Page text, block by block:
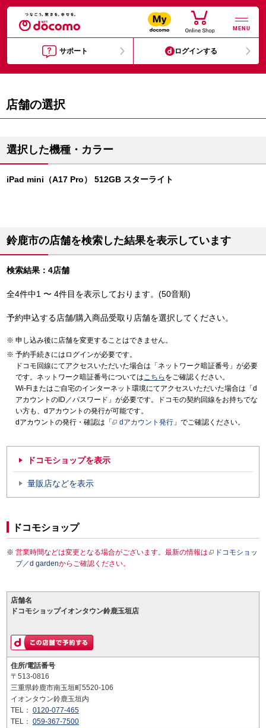
MENU
サポート ログインする
店舗の選択
選択した機種・カラー
iPad mini（A17 Pro） 512GB スターライト
鈴鹿市の店舗を検索した結果を表示しています
検索結果：4店舗
全4件中1 〜 4件目を表示しております。(50音順)
予約申込する店舗/購入商品受取り店舗を選択してください。
申し込み後に店舗を変更することはできません。
予約手続きにはログインが必要です。
ドコモ回線にてアクセスいただいた場合は「ネットワーク暗証番号」が必要
です。ネットワーク暗証番号についてはこちら をご確認ください。
Wi-Fiまたはご自宅のインターネット環境にてアクセスいただいた場合は「d
アカウントのID／パスワード」が必要です。ドコモの契約回線をお持ちでな
い方も、dアカウントの発行が可能です。
dアカウントの発行・確認は「
dアカウント発行 」でご確認ください。
ドコモショップを表示
量販店などを表示
ドコモショップ
営業時間などは変更となる場合がございます。最新の情報は
ドコモショッ
プ／d gardenからご確認ください。
店舗名
ドコモショップイオンタウン鈴鹿玉垣店
住所/電話番号
〒513-0816
三重県鈴鹿市南玉垣町5520-106
イオンタウン鈴鹿玉垣内
TEL： 0120-077-465
TEL： 059-367-7500